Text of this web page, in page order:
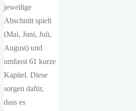
jeweilige
Abschnitt spielt
(Mai, Juni, Juli,
August) und
umfasst 61 kurze
Kapitel. Diese
sorgen dafür,
dass es